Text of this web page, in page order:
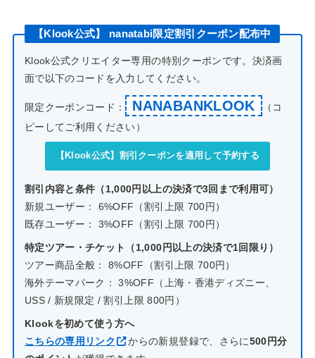
【Klook公式】 nanatabi限定割引クーポン配布中
Klook公式クリエイター専用の特別クーポンです。決済画
面で以下のコードを入力してください。
限定クーポンコード： NANABANKLOOK
（コ
ピーしてご利用ください）
【Klook公式】割引クーポンを適用して予約する
割引内容と条件（1,000円以上の決済で3回まで利用可）
新規ユーザー： 6%OFF（割引上限 700円）
既存ユーザー： 3%OFF（割引上限 700円）
特定ツアー・チケット（1,000円以上の決済で1回限り）
ツアー商品全般： 8%OFF（割引上限 700円）
海外テーマパーク： 3%OFF（上海・香港ディズニー、
USS / 新規限定 / 割引上限 800円）
Klookを初めて使う方へ
こちらの専用リンク
からの新規登録で、さらに500円分